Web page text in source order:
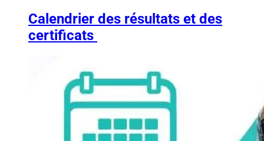
Calendrier des résultats et des
certificats